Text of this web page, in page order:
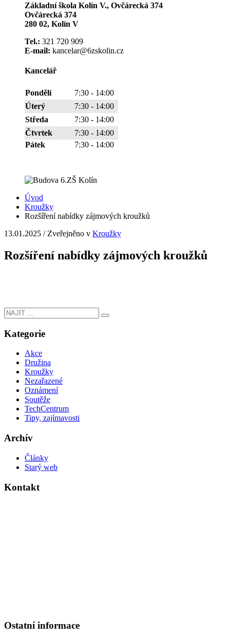
Základní škola Kolín V., Ovčárecká 374
Ovčárecká 374
280 02, Kolín V
Tel.: 321 720 909
E-mail: kancelar@6zskolin.cz
Kancelář
Pondělí
7:30 - 14:00
Úterý
7:30 - 14:00
Středa
7:30 - 14:00
Čtvrtek
7:30 - 14:00
Pátek
7:30 - 14:00
Úvod
Kroužky
Rozšíření nabídky zájmových kroužků
13.01.2025 / Zveřejněno v Kroužky
Rozšíření nabídky zájmových kroužků
Kategorie
Akce
Družina
Kroužky
Nezařazené
Oznámení
Soutěže
TechCentrum
Tipy, zajímavosti
Archív
Články
Starý web
Kontakt
Ostatní informace